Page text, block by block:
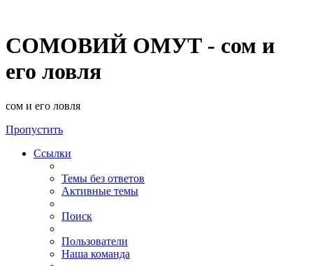
СОМОВИЙ ОМУТ - сом и
его ловля
сом и его ловля
Пропустить
Ссылки
Темы без ответов
Активные темы
Поиск
Пользователи
Наша команда